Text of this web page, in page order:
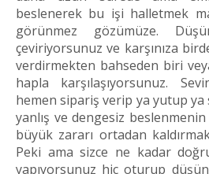
beslenerek bu işi halletmek
görünmez gözümüze.
çeviriyorsunuz ve karşınıza
verdirmekten bahseden biri
hapla karşılaşıyorsunuz.
hemen sipariş verip ya yutup
yanlış ve dengesiz
büyük zararı ortadan
Peki ama sizce ne kadar
yapıyorsunuz hiç oturup